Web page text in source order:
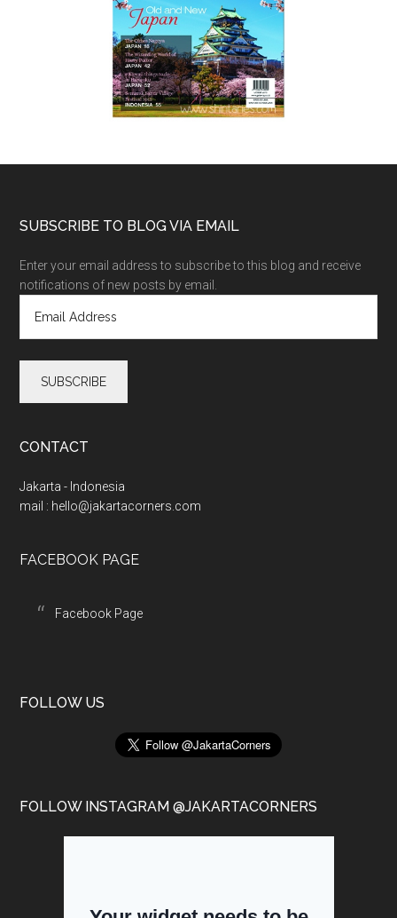
SUBSCRIBE TO BLOG VIA EMAIL
Enter your email address to subscribe to this blog and receive
notifications of new posts by email.
a
i
A
d
e
CONTACT
Jakarta - Indonesia
mail : hello@jakartacorners.com
FACEBOOK PAGE
Facebook Page
FOLLOW US
FOLLOW INSTAGRAM @JAKARTACORNERS